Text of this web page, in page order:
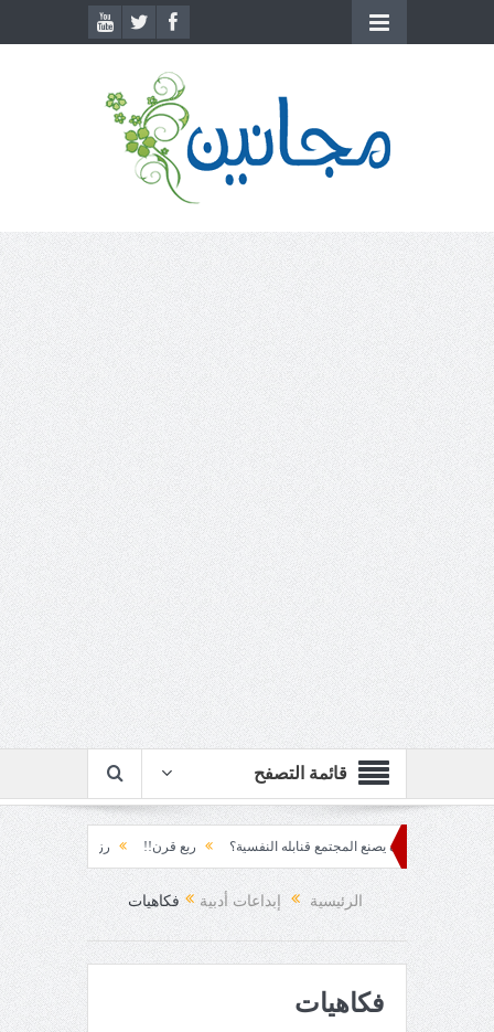
قائمة التصفح
كيف يصنع المجتمع قنابله النفسية؟ ربع قرن!! رزقٌ من يستكثره؟!
الرئيسية إبداعات أدبية فكاهيات
فكاهيات